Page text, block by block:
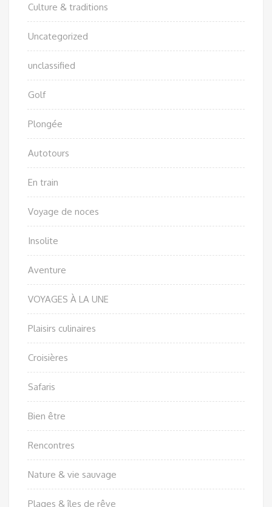
Culture & traditions
Uncategorized
unclassified
Golf
Plongée
Autotours
En train
Voyage de noces
Insolite
Aventure
VOYAGES À LA UNE
Plaisirs culinaires
Croisières
Safaris
Bien être
Rencontres
Nature & vie sauvage
Plages & îles de rêve